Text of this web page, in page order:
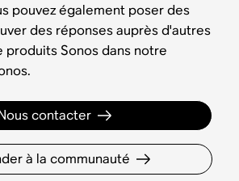
pouvez également poser des
des réponses auprès d'autres
Sonos dans notre
contacter
à la communauté